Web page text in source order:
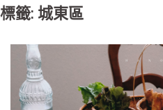
標籤: 城東區